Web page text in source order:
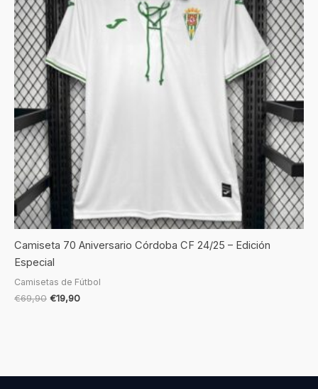
Camiseta 70 Aniversario Córdoba CF 24/25 – Edición
Especial
Camisetas de Fútbol
€69,90 €19,90